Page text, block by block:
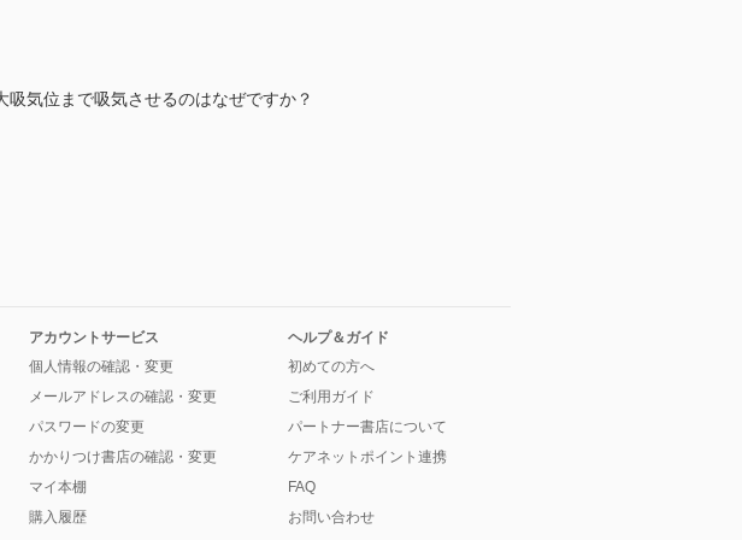
気位まで吸気させるのはなぜですか？
アカウントサービス
個人情報の確認・変更
メールアドレスの確認・変更
パスワードの変更
かかりつけ書店の確認・変更
マイ本棚
購入履歴
ヘルプ＆ガイド
初めての方へ
ご利用ガイド
パートナー書店について
ケアネットポイント連携
FAQ
お問い合わせ